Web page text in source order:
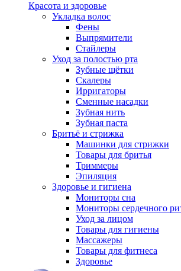
Красота и здоровье
Укладка волос
Фены
Выпрямители
Стайлеры
Уход за полостью рта
Зубные щётки
Скалеры
Ирригаторы
Сменные насадки
Зубная нить
Зубная паста
Бритьё и стрижка
Машинки для стрижки
Товары для бритья
Триммеры
Эпиляция
Здоровье и гигиена
Мониторы сна
Мониторы сердечного
Уход за лицом
Товары для гигиены
Массажеры
Товары для фитнеса
Здоровье